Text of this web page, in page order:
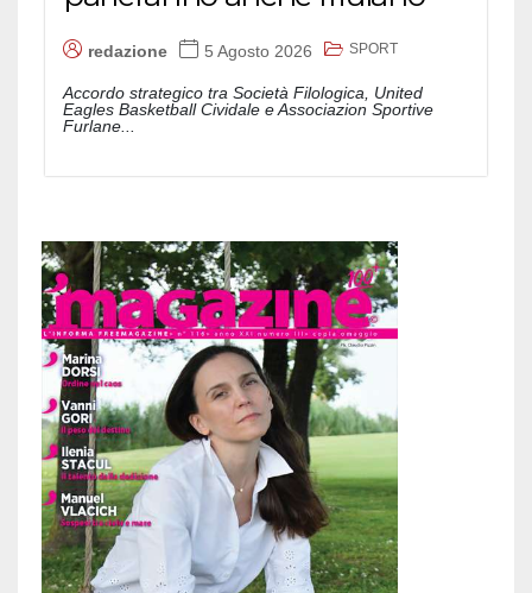
redazione 5 Agosto 2026 SPORT
Accordo strategico tra Società Filologica, United
Eagles Basketball Cividale e Associazion Sportive
Furlane...